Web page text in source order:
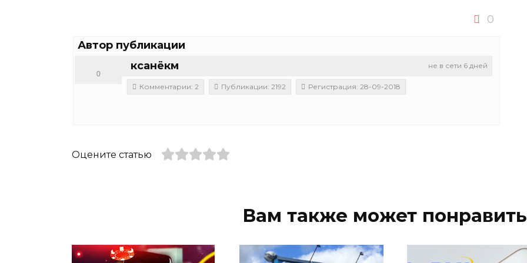
0
Автор публикации
не в сети 6 дней
ксанёкм
0
Комментарии: 2 Публикации: 2192 Регистрация: 28-09-2018
Оцените статью
Вам также может